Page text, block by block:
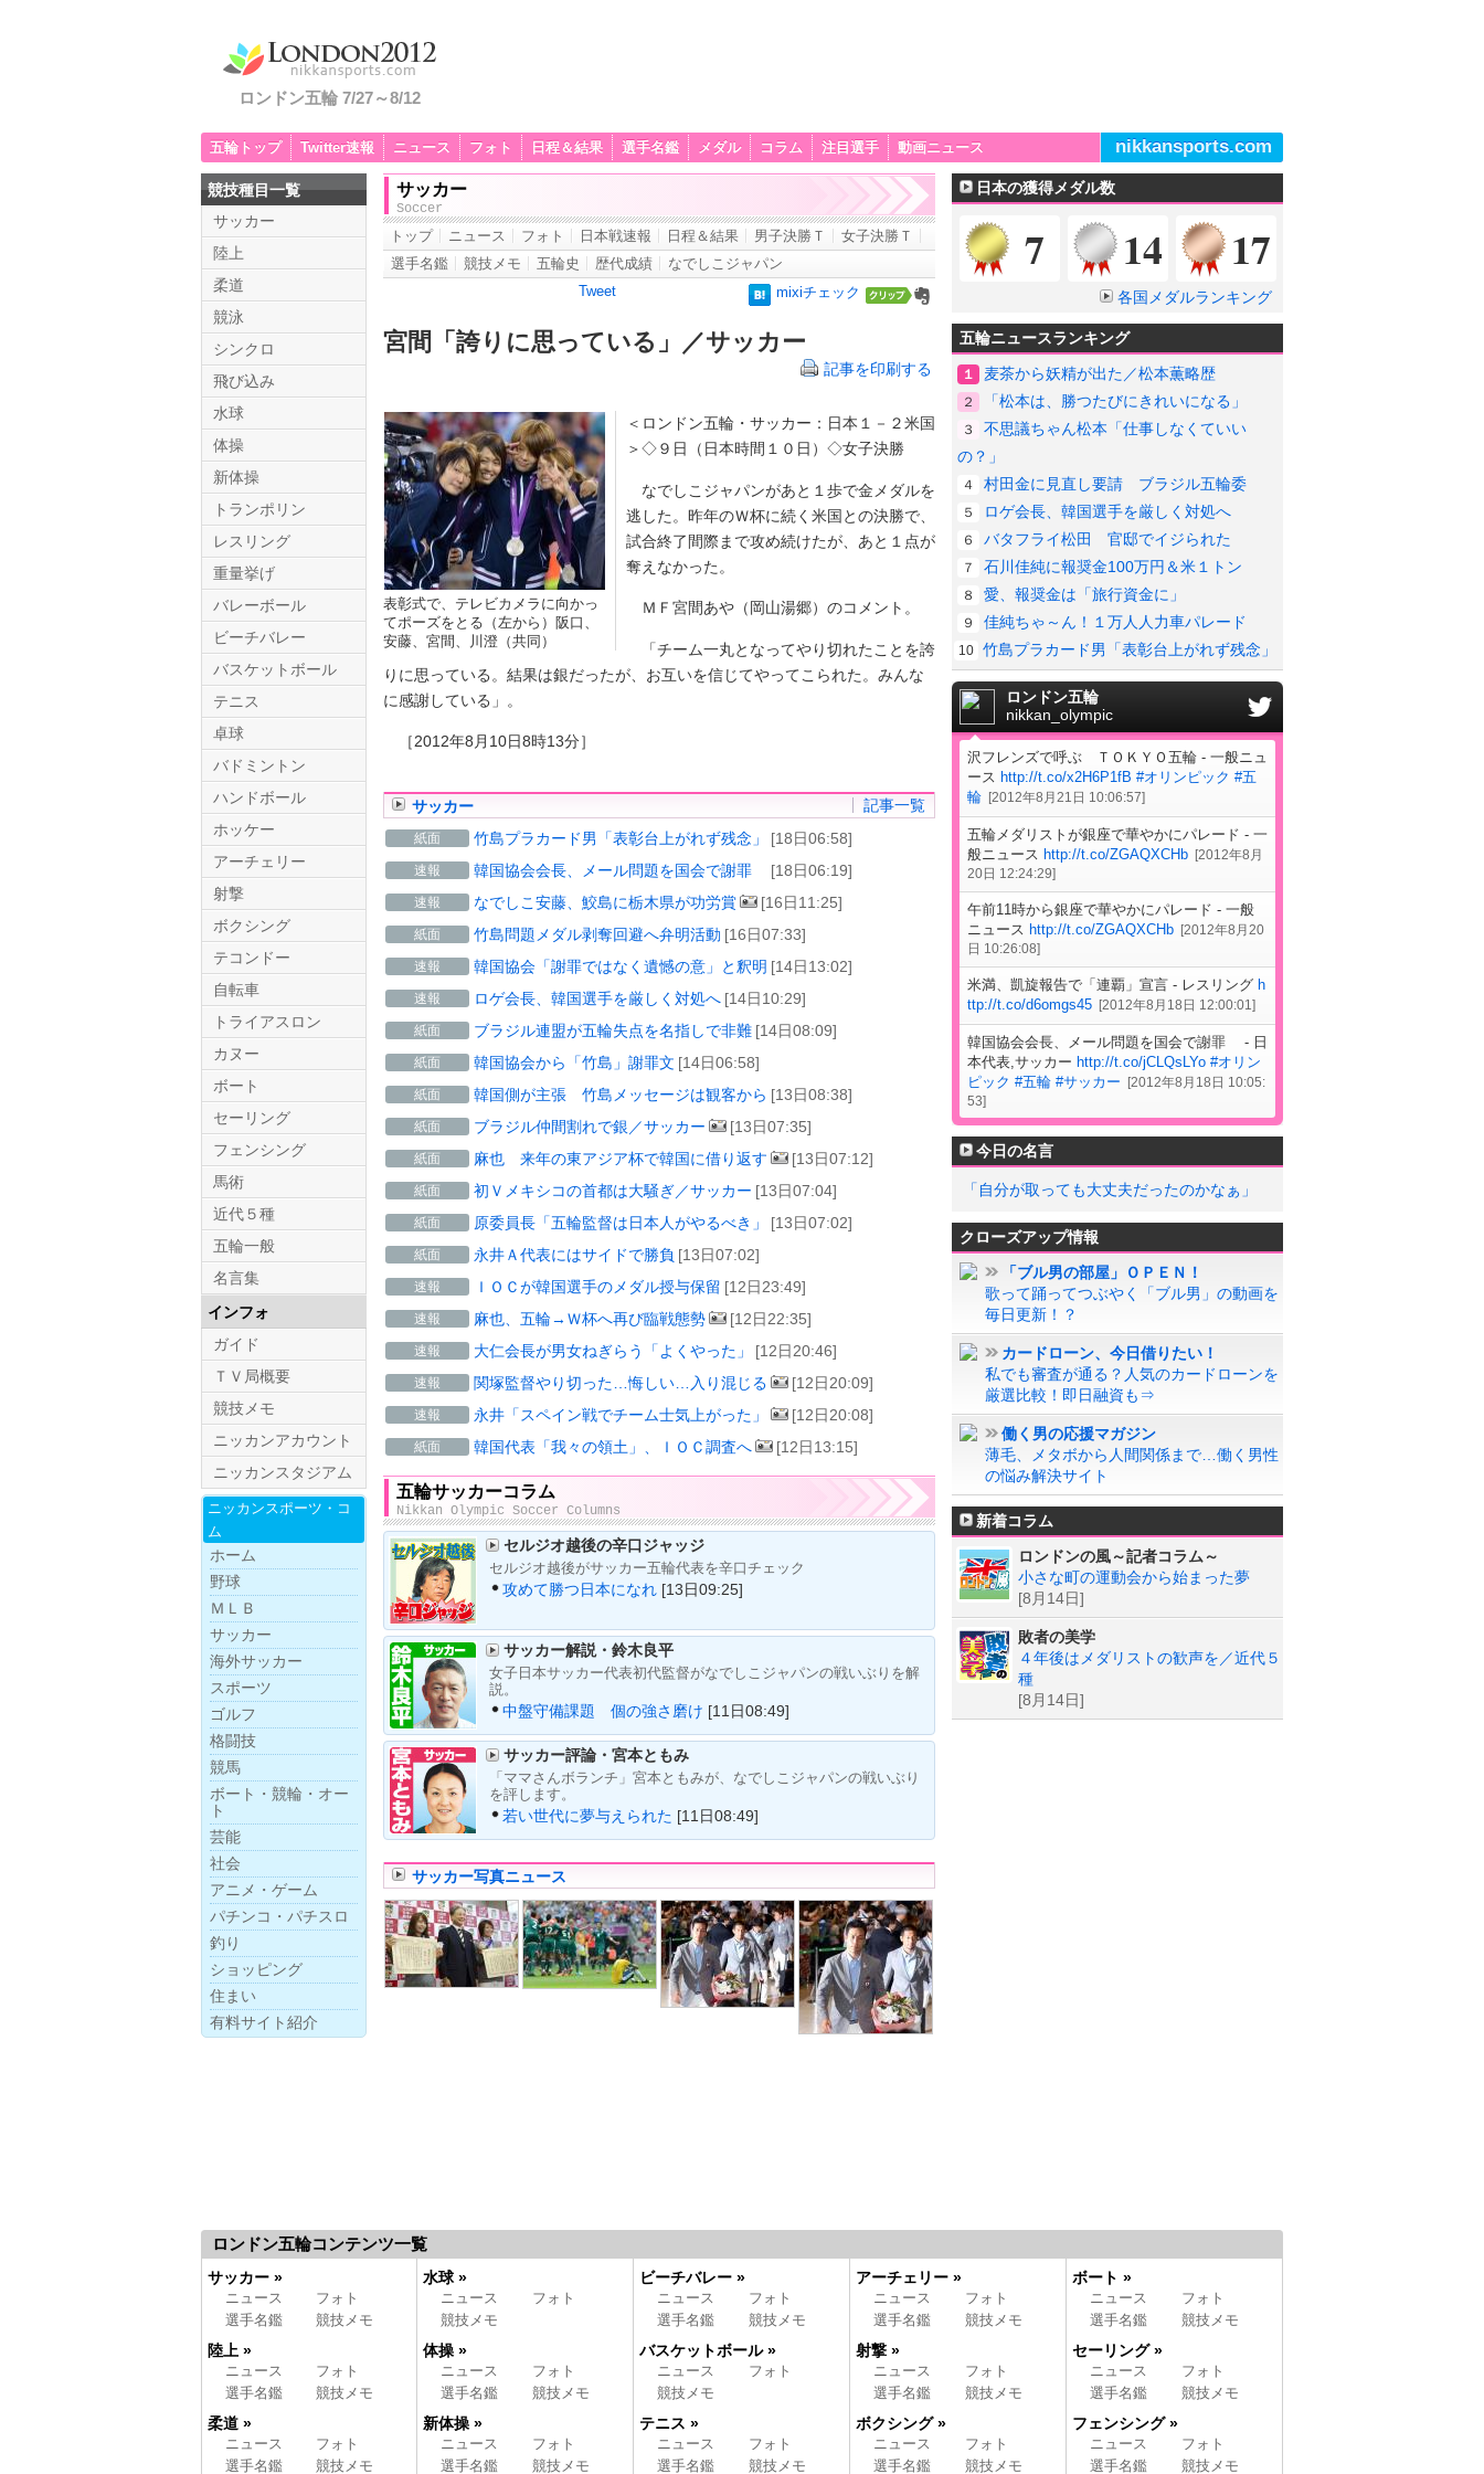
ロンドン五輪 7/27～8/12
五輪トップ Twitter速報 ニュース フォト 日程＆結果 選手名鑑 メダル コラム 注目選手 動画ニュース nikkansports.com
サッカー
Soccer
トップ ニュース フォト 日本戦速報 日程＆結果 男子決勝Ｔ
女子決勝Ｔ
選手名鑑
競技メモ 五輪史 歴代成績
なでしこジャパン
Tweet
mixiチェック
宮間「誇りに思っている」／サッカー
記事を印刷する
表彰式で、テレビカメラに向かっ
てポーズをとる（左から）阪口、
安藤、宮間、川澄（共同）
＜ロンドン五輪・サッカー：日本１－２米国
＞◇９日（日本時間１０日）◇女子決勝
なでしこジャパンがあと１歩で金メダルを
逃した。昨年のＷ杯に続く米国との決勝で、
試合終了間際まで攻め続けたが、あと１点が
奪えなかった。
ＭＦ宮間あや（岡山湯郷）のコメント。
「チーム一丸となってやり切れたことを誇
りに思っている。結果は銀だったが、お互いを信じてやってこられた。みんな
に感謝している」。
［2012年8月10日8時13分］
サッカー 記事一覧
紙面 竹島プラカード男「表彰台上がれず残念」 [18日06:58]
速報 韓国協会会長、メール問題を国会で謝罪 [18日06:19]
速報 なでしこ安藤、鮫島に栃木県が功労賞 [16日11:25]
紙面 竹島問題メダル剥奪回避へ弁明活動 [16日07:33]
速報 韓国協会「謝罪ではなく遺憾の意」と釈明 [14日13:02]
速報 ロゲ会長、韓国選手を厳しく対処へ [14日10:29]
紙面 ブラジル連盟が五輪失点を名指しで非難 [14日08:09]
紙面 韓国協会から「竹島」謝罪文 [14日06:58]
紙面 韓国側が主張 竹島メッセージは観客から [13日08:38]
紙面 ブラジル仲間割れで銀／サッカー [13日07:35]
紙面 麻也 来年の東アジア杯で韓国に借り返す [13日07:12]
紙面 初Ｖメキシコの首都は大騒ぎ／サッカー [13日07:04]
紙面 原委員長「五輪監督は日本人がやるべき」 [13日07:02]
紙面 永井Ａ代表にはサイドで勝負 [13日07:02]
速報 ＩＯＣが韓国選手のメダル授与保留 [12日23:49]
速報 麻也、五輪→Ｗ杯へ再び臨戦態勢 [12日22:35]
速報 大仁会長が男女ねぎらう「よくやった」 [12日20:46]
速報 関塚監督やり切った…悔しい…入り混じる [12日20:09]
速報 永井「スペイン戦でチーム士気上がった」 [12日20:08]
紙面 韓国代表「我々の領土」、ＩＯＣ調査へ [12日13:15]
五輪サッカーコラム
Nikkan Olympic Soccer Columns
セルジオ越後の辛口ジャッジ
セルジオ越後がサッカー五輪代表を辛口チェック
攻めて勝つ日本になれ [13日09:25]
サッカー解説・鈴木良平
女子日本サッカー代表初代監督がなでしこジャパンの戦いぶりを解
説。
中盤守備課題 個の強さ磨け [11日08:49]
サッカー評論・宮本ともみ
「ママさんボランチ」宮本ともみが、なでしこジャパンの戦いぶり
を評します。
若い世代に夢与えられた [11日08:49]
サッカー写真ニュース
競技種目一覧
サッカー
陸上
柔道
競泳
シンクロ
飛び込み
水球
体操
新体操
トランポリン
レスリング
重量挙げ
バレーボール
ビーチバレー
バスケットボール
テニス
卓球
バドミントン
ハンドボール
ホッケー
アーチェリー
射撃
ボクシング
テコンドー
自転車
トライアスロン
カヌー
ボート
セーリング
フェンシング
馬術
近代５種
五輪一般
名言集
インフォ
ガイド
ＴＶ局概要
競技メモ
ニッカンアカウント
ニッカンスタジアム
ニッカンスポーツ・ コ
ム
ホーム
野球
ＭＬＢ
サッカー
海外サッカー
スポーツ
ゴルフ
格闘技
競馬
ボー ト・ 競輪・ オー
ト
芸能
社会
アニメ・ゲーム
パチンコ・パチスロ
釣り
ショッピング
住まい
有料サイト紹介
日本の獲得メダル数
金メダル
7 銀メダル
14 17
各国メダルランキング
五輪ニュースランキング
１ 麦茶から妖精が出た／松本薫略歴
２ 「松本は、勝つたびにきれいになる」
３
不思議ちゃん松本「仕事しなくていい
の？」
４ 村田金に見直し要請 ブラジル五輪委
５ ロゲ会長、韓国選手を厳しく対処へ
６ バタフライ松田 官邸でイジられた
７ 石川佳純に報奨金100万円＆米１トン
８ 愛、報奨金は「旅行資金に」
９ 佳純ちゃ～ん！１万人人力車パレード
10 竹島プラカード男「表彰台上がれず残念」
Twitter.com
ロンドン五輪
nikkan_olympic
沢フレンズで呼ぶ ＴＯＫＹＯ五輪 - 一般ニュ
ース http://t.co/x2H6P1fB #オリンピック #五
輪 [2012年8月21日 10:06:57]
五輪メダリストが銀座で華やかにパレード - 一
般ニュース http://t.co/ZGAQXCHb [2012年8月
20日 12:24:29]
午前11時から銀座で華やかにパレード - 一般
ニュース http://t.co/ZGAQXCHb [2012年8月20
日 10:26:08]
米満、凱旋報告で「連覇」宣言 - レスリング h
ttp://t.co/d6omgs45 [2012年8月18日 12:00:01 ]
韓国協会会長、メール問題を国会で謝罪 - 日
本代表,サッカー http://t.co/jCLQsLYo #オリン
ピック #五輪 #サッカー [2012年8月18日 10:05:
53]
今日の名言
「自分が取っても大丈夫だったのかなぁ」
クローズアップ情報
「ブル男の部屋」ＯＰＥＮ！
歌って踊ってつぶやく「ブル男」の動画を
毎日更新！？
カードローン、今日借りたい！
私でも審査が通る？人気のカードローンを
厳選比較！即日融資も⇒
働く男の応援マガジン
薄毛、メタボから人間関係まで…働く男性
の悩み解決サイト
新着コラム
ロンドンの風～記者コラム～
小さな町の運動会から始まった夢
[8月14日]
敗者の美学
４年後はメダリストの歓声を／近代５
種
[8月14日]
ロンドン五輪コンテンツ一覧
サッカー »
ニュース
フォト
選手名鑑
競技メモ
陸上 »
ニュース
フォト
選手名鑑
競技メモ
柔道 »
ニュース
フォト
選手名鑑
競技メモ
水球 »
ニュース
フォト
競技メモ
体操 »
ニュース
フォト
選手名鑑
競技メモ
新体操 »
ニュース
フォト
選手名鑑
競技メモ
ビーチバレー »
ニュース
フォト
選手名鑑
競技メモ
バスケットボール »
ニュース
フォト
競技メモ
テニス »
ニュース
フォト
選手名鑑
競技メモ
アーチェリー »
ニュース
フォト
選手名鑑
競技メモ
射撃 »
ニュース
フォト
選手名鑑
競技メモ
ボクシング »
ニュース
フォト
選手名鑑
競技メモ
ボート »
ニュース
フォト
選手名鑑
競技メモ
セーリング »
ニュース
フォト
選手名鑑
競技メモ
フェンシング »
ニュース
フォト
選手名鑑
競技メモ